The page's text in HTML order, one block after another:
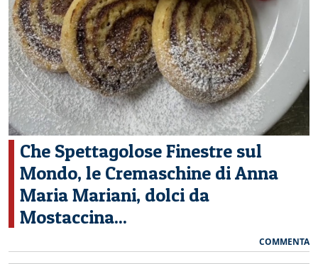
CERCA
Che Spettagolose Finestre sul
Mondo, le Cremaschine di Anna
Maria Mariani, dolci da
Mostaccina...
COMMENTA